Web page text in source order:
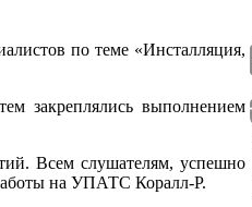
по теме «Инсталляция,
закреплялись выполнением
Всем слушателям, успешно
на УПАТС Коралл-Р.